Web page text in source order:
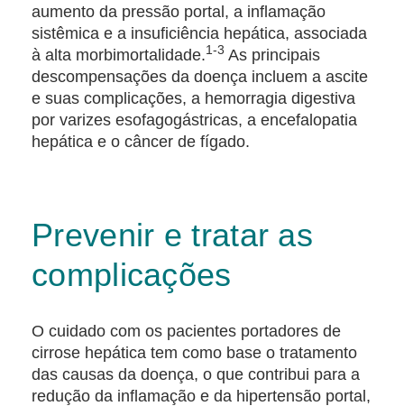
aumento da pressão portal, a inflamação
sistêmica e a insuficiência hepática, associada
à alta morbimortalidade.1-3 As principais
descompensações da doença incluem a ascite
e suas complicações, a hemorragia digestiva
por varizes esofagogástricas, a encefalopatia
hepática e o câncer de fígado.
Prevenir e tratar as
complicações
O cuidado com os pacientes portadores de
cirrose hepática tem como base o tratamento
das causas da doença, o que contribui para a
redução da inflamação e da hipertensão portal,